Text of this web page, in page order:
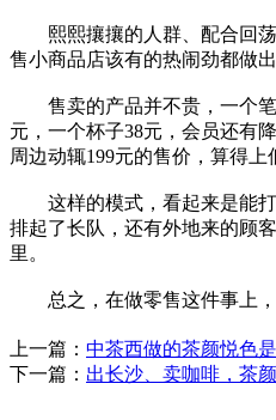
熙熙攘攘的人群、配合回荡
售小商品店该有的热闹劲都做出
售卖的产品并不贵，一个笔
元，一个杯子38元，会员还有
周边动辄199元的售价，算得上
这样的模式，看起来是能
排起了长队，还有外地来的顾
里。
总之，在做零售这件事上，
上一篇： 中茶西做的茶颜悦色
下一篇： 出长沙、卖咖啡，茶